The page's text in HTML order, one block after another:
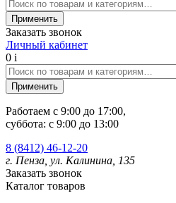
Заказать звонок
Личный кабинет
0 i
Работаем c 9:00 до 17:00,
суббота: с 9:00 до 13:00
8 (8412) 46-12-20
г. Пенза, ул. Калинина, 135
Заказать звонок
Каталог товаров